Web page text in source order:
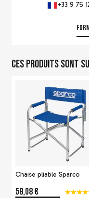
+33 9 75
Ces produits sont
Chaise pliable Sparco
58,08 €